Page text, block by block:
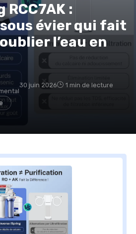
:
sous évier qui fait
l’eau en
30 juin 2026 1 min de lecture